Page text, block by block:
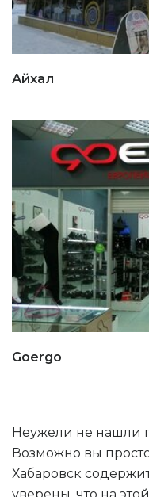
Айхал
Goergo
Неужели не нашли
Возможно вы
Хабаровск